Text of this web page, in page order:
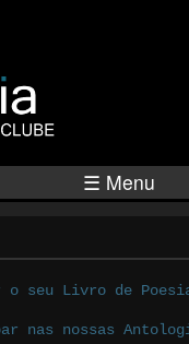
☰ Menu
o seu Livro de
nas nossas